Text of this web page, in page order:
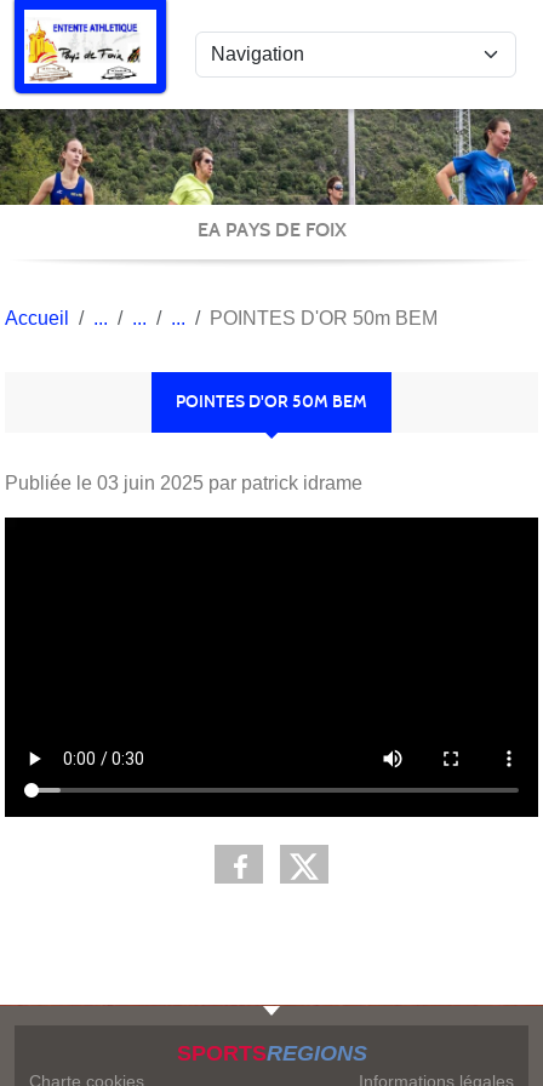
EA PAYS DE FOIX
Accueil POINTES D'OR 50m BEM
POINTES D'OR 50M BEM
Publiée le 03 juin 2025 par patrick idrame
SPORTSREGIONS
Charte cookies Informations légales
Panneau de gestion des cookies